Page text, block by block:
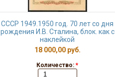
СССР 1949.1950 год. 70 лет со дня
рождения И.В. Сталина, блок. как с
наклейкой
18 000,00 руб.
Количество: *